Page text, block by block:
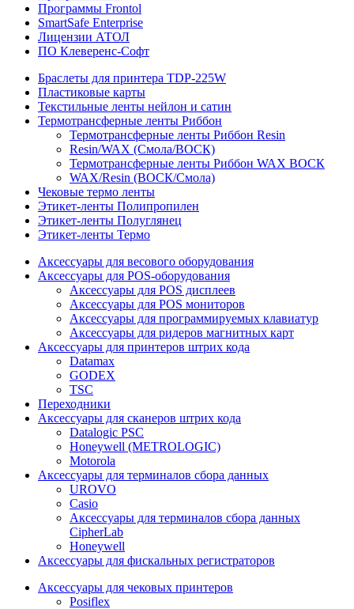
Программы Frontol
SmartSafe Enterprise
Лицензии АТОЛ
ПО Клеверенс-Софт
Браслеты для принтера TDP-225W
Пластиковые карты
Текстильные ленты нейлон и сатин
Термотрансферные ленты Риббон
Термотрансферные ленты Риббон Resin
Resin/WAX (Смола/ВОСК)
Термотрансферные ленты Риббон WAX ВОСК
WAX/Resin (ВОСК/Смола)
Чековые термо ленты
Этикет-ленты Полипропилен
Этикет-ленты Полуглянец
Этикет-ленты Термо
Аксессуары для весового оборудования
Аксессуары для POS-оборудования
Аксессуары для POS дисплеев
Аксессуары для POS мониторов
Аксессуары для программируемых клавиатур
Аксессуары для ридеров магнитных карт
Аксессуары для принтеров штрих кода
Datamax
GODEX
TSC
Переходники
Аксессуары для сканеров штрих кода
Datalogic PSC
Honeywell (METROLOGIC)
Motorola
Аксессуары для терминалов сбора данных
UROVO
Casio
Аксессуары для терминалов сбора данных
CipherLab
Honeywell
Аксессуары для фискальных регистраторов
Аксессуары для чековых принтеров
Posiflex